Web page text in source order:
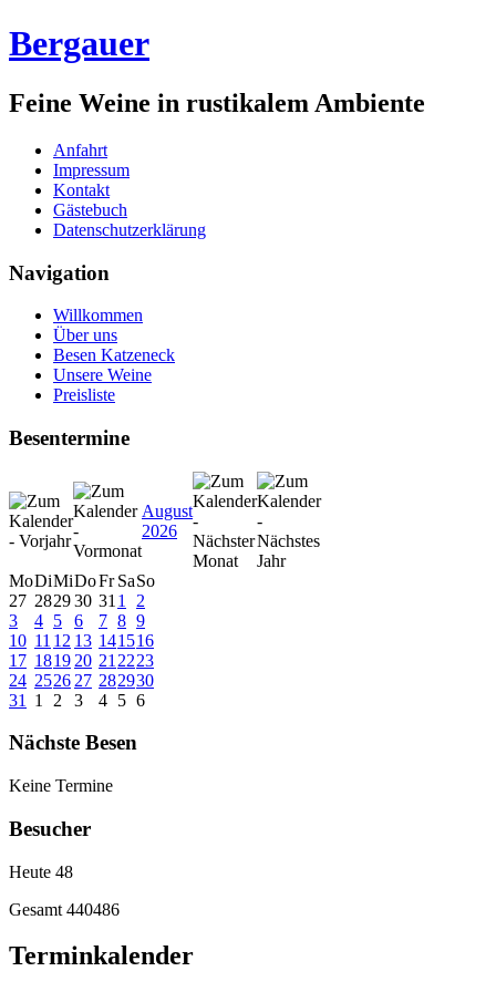
Bergauer
Feine Weine in rustikalem Ambiente
Anfahrt
Impressum
Kontakt
Gästebuch
Datenschutzerklärung
Navigation
Willkommen
Über uns
Besen Katzeneck
Unsere Weine
Preisliste
Besentermine
August
2026
MoDiMiDoFr SaSo
27 282930 31 1
2
3
4 5 6 7 8 9
10 11 12 13 141516
17 1819 20 21 2223
24 2526 27 282930
31
1 2 3 4 5 6
Nächste Besen
Keine Termine
Besucher
Heute 48
Gesamt 440486
Terminkalender